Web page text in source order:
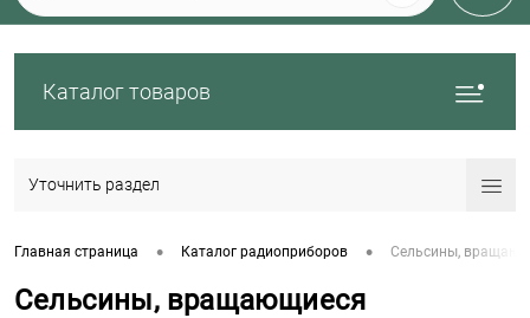
Каталог товаров
Уточнить раздел
Главная страница • Каталог радиоприборов • Сельсины,
Сельсины, вращающиеся